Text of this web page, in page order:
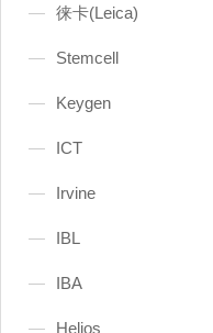
徕卡(Leica)
Stemcell
Keygen
ICT
Irvine
IBL
IBA
Helios